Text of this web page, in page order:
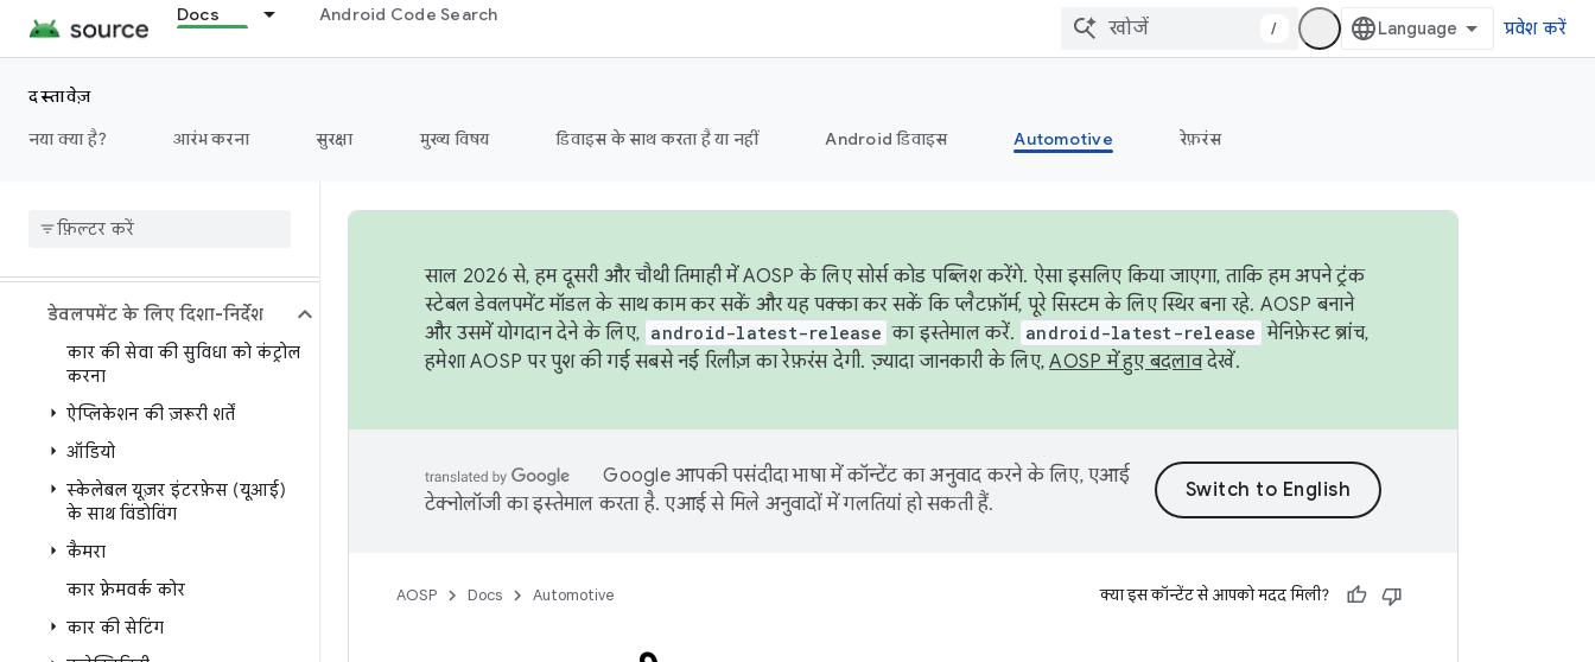
Docs Android Code Search
/ प्रवेश करें
दस्तावेज़
नया क्या है?
आरंभ करना सुरक्षा मुख्य विषय डिवाइस के साथ करता है या नहीं Android डिवाइस Automotive रेफ़रंस
शब्दावली
सॉफ़्टवेयर से कंट्रोल होने वाला
डेवलपमेंट के लिए दिशा-निर्देश
कार की सेवा की सुविधा को कंट्रोल
करना
ऐप्लिकेशन की ज़रूरी शर्तें
ऑडियो
स्केलेबल यूज़र इंटरफ़ेस (यूआई)
के साथ विंडोविंग
कैमरा
कार फ़्रेमवर्क कोर
कार की सेटिंग
साल 2026 से, हम दूसरी और चौथी तिमाही में AOSP के लिए सोर्स कोड पब्लिश करेंगे. ऐसा इसलिए किया जाएगा, ताकि हम अपने ट्रंक
स्टेबल डेवलपमेंट मॉडल के साथ काम कर सकें और यह पक्का कर सकें कि प्लैटफ़ॉर्म, पूरे सिस्टम के लिए स्थिर बना रहे. AOSP बनाने
और उसमें योगदान देने के लिए, android-latest-release का इस्तेमाल करें. android-latest-release मेनिफ़ेस्ट ब्रांच,
हमेशा AOSP पर पुश की गई सबसे नई रिलीज़ का रेफ़रंस देगी. ज़्यादा जानकारी के लिए,AOSP में हुए बदलावदेखें.
Google आपकी पसंदीदा भाषा में कॉन्टेंट का अनुवाद करने के लिए, एआई
टेक्नोलॉजी का इस्तेमाल करता है. एआई से मिले अनुवादों में गलतियां हो सकती हैं.
AOSP Docs Automotive क्या इस कॉन्टेंट से आपको मदद मिली?